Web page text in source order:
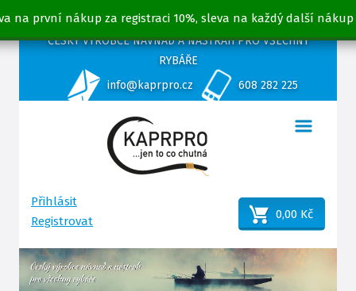
na první nákup za registraci 10%, sleva na každý další nákup
ČESKÝ VÝROBCE NÁVNAD A NÁSTRAH PRO VŠECHNY
RYBÁŘE
info@kaprpro.cz
608 282 225
Přihlásit
Registrovat
0,00 Kč